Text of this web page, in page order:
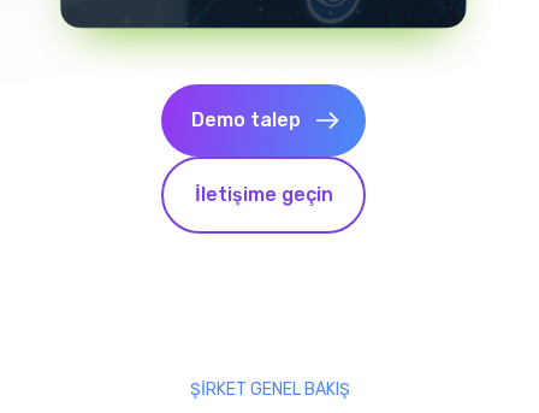
Demo talep
İletişime geçin
ŞİRKET GENEL BAKIŞ